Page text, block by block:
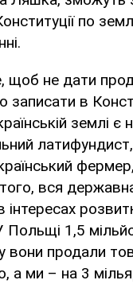
по
щоб не дати
записати в
землі є
вся
інтересах
1,5
вони продали
а ми – на 3